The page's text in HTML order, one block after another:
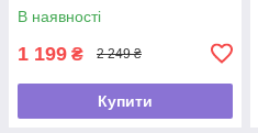
В наявності
1 199 ₴ 2 249 ₴
Купити